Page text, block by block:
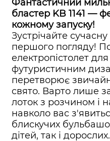
Фантастичний
бластер KB 1141 —
кожному запуску!
Зустрічайте
першого погляду!
електропістолет
футуристичним
перетворює
свято. Варто лише
лоток з розчином і
навколо вас
блискучих
дітей, так і дорослих.